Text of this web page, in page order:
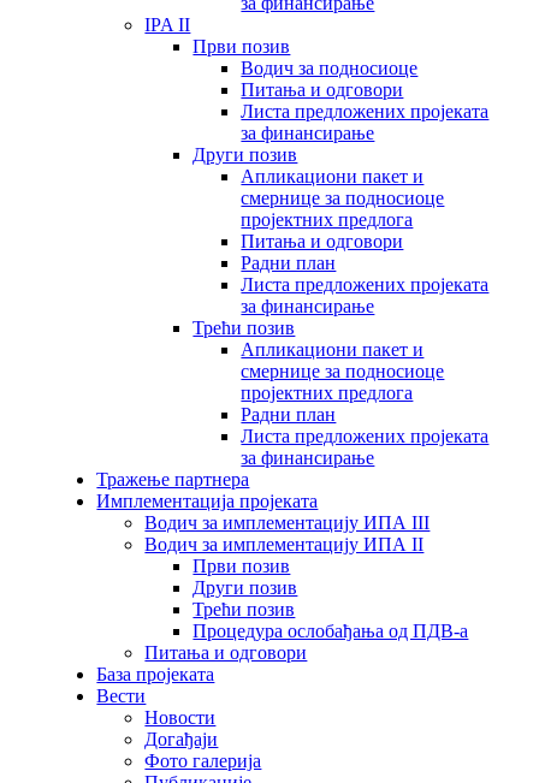
IPA II
Први позив
Водич за подносиоце
Питања и одговори
Листа предложених пројеката
за финансирање
Други позив
Апликациони пакет и
смернице за подносиоце
пројектних предлога
Питања и одговори
Радни план
Листа предложених пројеката
за финансирање
Трећи позив
Апликациони пакет и
смернице за подносиоце
пројектних предлога
Радни план
Листа предложених пројеката
за финансирање
Тражење партнера
Имплементација пројеката
Водич за имплементацију ИПА III
Водич за имплементацију ИПА II
Први позив
Други позив
Трећи позив
Процедура ослобађања од ПДВ-а
Питања и одговори
База пројеката
Вести
Новости
Догађаји
Фото галерија